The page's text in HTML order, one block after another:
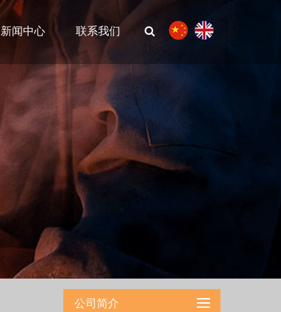
新闻中心 联系我们
公司简介